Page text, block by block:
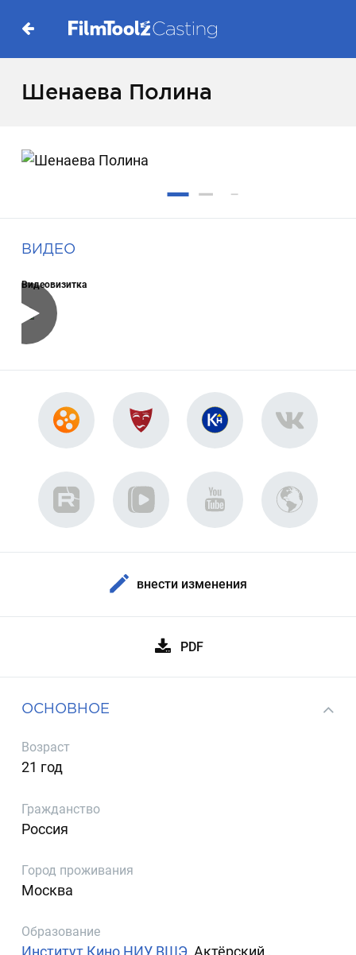
Шенаева Полина
ВИДЕО
Видеовизитка
внести изменения
PDF
ОСНОВНОЕ
Возраст
21 год
Гражданство
Россия
Город проживания
Москва
Образование
Институт Кино НИУ ВШЭ, Актёрский ,